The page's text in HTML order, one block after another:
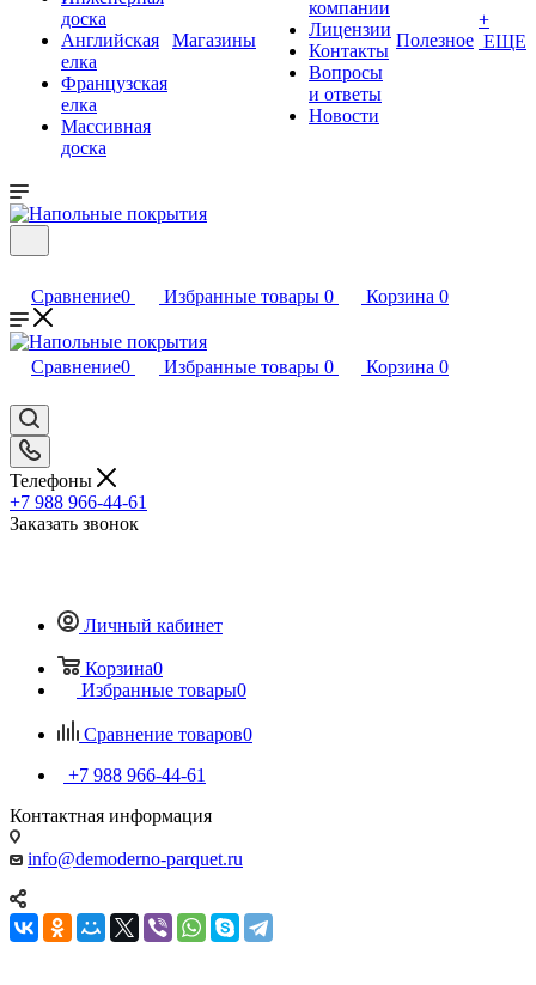
доска
Английская
елка
Французская
елка
Массивная
доска
Магазины
компании
Лицензии
Контакты
Вопросы
и ответы
Новости
Полезное
+
ЕЩЕ
Сравнение0 Избранные товары 0 Корзина 0
Сравнение0 Избранные товары 0 Корзина 0
Телефоны
+7 988 966-44-61
Заказать звонок
Личный кабинет
Корзина0
Избранные товары0
Сравнение товаров0
+7 988 966-44-61
Контактная информация
info@demoderno-parquet.ru